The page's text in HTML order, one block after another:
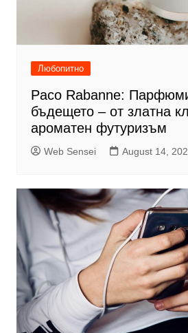
Любопитно
Paco Rabanne:
бъдещето – от златна
ароматен футуризъм
Web Sensei August 14,